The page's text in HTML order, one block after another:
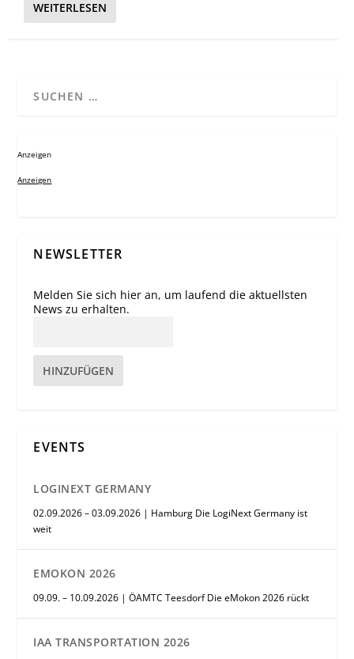
WEITERLESEN
Anzeigen
Anzeigen
NEWSLETTER
Melden Sie sich hier an, um laufend die aktuellsten
News zu erhalten.
HINZUFÜGEN
EVENTS
LOGINEXT GERMANY
02.09.2026 – 03.09.2026 | Hamburg Die LogiNext Germany ist
weit
EMOKON 2026
09.09. – 10.09.2026 | ÖAMTC Teesdorf Die eMokon 2026 rückt
IAA TRANSPORTATION 2026